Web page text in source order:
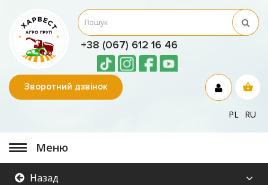
+38 (067) 612 16 46
Зворотний дзвінок
PL RU
Меню
Назад